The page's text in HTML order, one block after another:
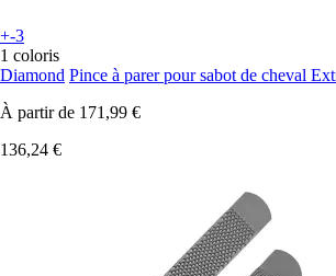
+-3
1 coloris
Diamond Pince à parer pour sabot de cheval
À partir de 171,99 €
136,24 €